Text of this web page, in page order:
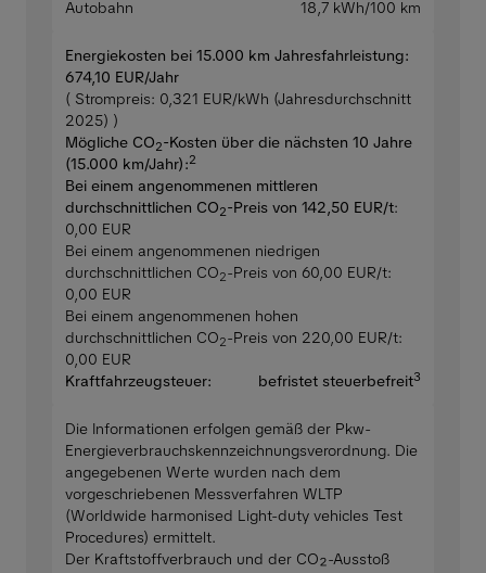
Autobahn
18,7 kWh/100 km
Energiekosten bei 15.000 km Jahresfahrleistung:
674,10 EUR/Jahr
( Strompreis: 0,321 EUR/kWh (Jahresdurchschnitt
2025) )
Mögliche CO2-Kosten über die nächsten 10 Jahre
(15.000 km/Jahr):2
Bei einem angenommenen mittleren
durchschnittlichen CO2-Preis von 142,50 EUR/t:
0,00 EUR
Bei einem angenommenen niedrigen
durchschnittlichen CO2-Preis von 60,00 EUR/t:
0,00 EUR
Bei einem angenommenen hohen
durchschnittlichen CO2-Preis von 220,00 EUR/t:
0,00 EUR
Kraftfahrzeugsteuer:
befristet steuerbefreit3
Die Informationen erfolgen gemäß der Pkw-
Energieverbrauchskennzeichnungsverordnung. Die
angegebenen Werte wurden nach dem
vorgeschriebenen Messverfahren WLTP
(Worldwide harmonised Light-duty vehicles Test
Procedures) ermittelt.
Der Kraftstoffverbrauch und der CO₂-Ausstoß